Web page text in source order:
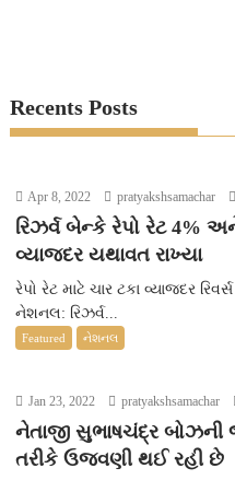
Recents Posts
Apr 8, 2022 pratyakshsamachar
રિઝર્વ બેન્કે રેપો રેટ 4%
વ્યાજદર યથાવત રાખ્યા
રેપો રેટ માટે ચાર ટકા વ્યાજદર
નેશનલ: રિઝર્વ...
Featured નેશનલ
Jan 23, 2022 pratyakshsamachar
નેતાજી સુભાષચંદ્ર
તરીકે ઉજવણી થઈ રહી છે